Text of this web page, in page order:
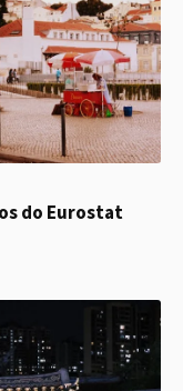
do Eurostat